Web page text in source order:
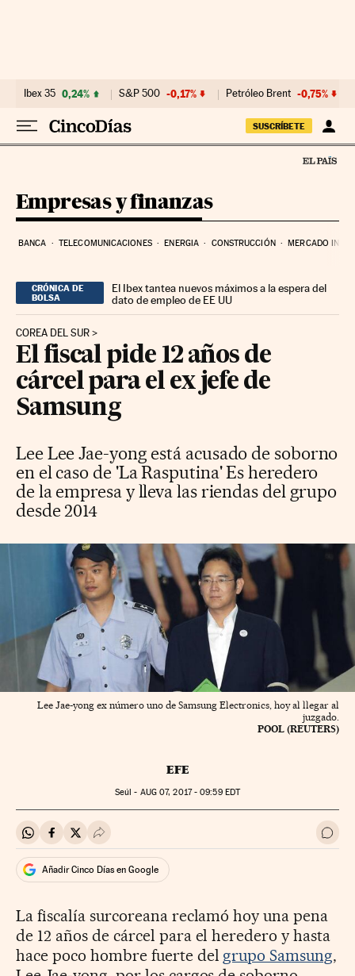
Ibex 35 0,24% S&P 500 -0,17% Petróleo Brent -0,75%
SUSCRÍBETE
Empresas y finanzas
BANCA TELECOMUNICACIONES ENERGIA CONSTRUCCIÓN MERCADO
CRÓNICA DE
BOLSA
El Ibex tantea nuevos máximos a la espera del
dato de empleo de EE UU
COREA DEL SUR
El fiscal pide 12 años de
cárcel para el ex jefe de
Samsung
Lee Lee Jae-yong está acusado de soborno
en el caso de 'La Rasputina' Es heredero
de la empresa y lleva las riendas del grupo
desde 2014
Lee Jae-yong ex número uno de Samsung Electronics, hoy al llegar al
juzgado.
POOL (REUTERS)
EFE
Seúl - AUG07, 2017 - 09:59EDT
Compartir en Whatsapp
Compartir en Facebook
Compartir en Twitter
Desplegar Redes Sociales Ir a
Añadir Cinco Días en Google
La fiscalía surcoreana reclamó hoy una pena
de 12 años de cárcel para el heredero y hasta
hace poco hombre fuerte del grupo Samsung,